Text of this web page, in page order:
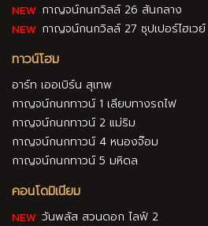
กาญจน์กนกวิลล์ 26 สันกลาง
กาญจน์กนกวิลล์ 27 ซุปเปอร์ไฮเวย์
ทาวน์โฮม
อาร์ท เออเบิร์น สุเทพ
กาญจน์กนกทาวน์ 1 เลียบทางรถไฟ
กาญจน์กนกทาวน์ 2 แม่ริม
กาญจน์กนกทาวน์ 4 หนองจ๊อม
กาญจน์กนกทาวน์ 5 มหิดล
คอนโดมิเนียม
วันพลัส สวนดอก ไลฟ์ 2